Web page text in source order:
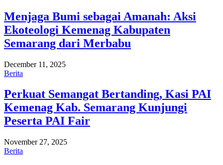
Menjaga Bumi sebagai Amanah: Aksi
Ekoteologi Kemenag Kabupaten
Semarang dari Merbabu
December 11, 2025
Berita
Perkuat Semangat Bertanding, Kasi PAI
Kemenag Kab. Semarang Kunjungi
Peserta PAI Fair
November 27, 2025
Berita